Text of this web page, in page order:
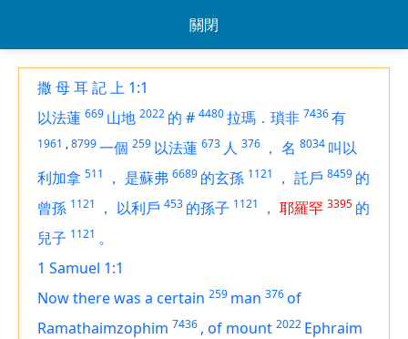
關閉
撒 母 耳 記 上 1:1
以法蓮 669 山地 2022 的 # 4480拉瑪．瑣非 7436有
1961 ,8799一個 259 以法蓮 673 人 376 ， 名 8034 叫以
利加拿 511 ， 是蘇弗 6689 的玄孫 1121 ， 託戶 8459 的
曾孫 1121 ， 以利戶 453 的孫子 1121 ， 耶羅罕 3395 的
兒子 1121 。
1 Samuel 1:1
Now there was a certain 259 man 376of
Ramathaimzophim 7436 , of mount 2022 Ephraim